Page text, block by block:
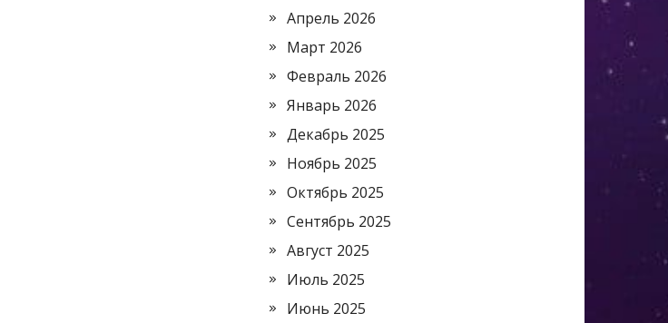
Апрель 2026
Март 2026
Февраль 2026
Январь 2026
Декабрь 2025
Ноябрь 2025
Октябрь 2025
Сентябрь 2025
Август 2025
Июль 2025
Июнь 2025